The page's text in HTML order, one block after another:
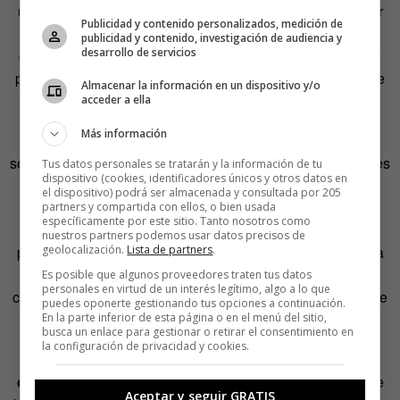
una forma de lucidez que le sitúa por encima de cualquier
dogma o fundamento que merme su perspectiva de las
cosas. (Schopenhauer escribió, con el evidente ánimo de
provocar, que no se puede morir por una ideología, porque
siempre hay una ideología mejor).
Los fanatismos, por su propia esencia, precisan de la
sedimentación que confiere el paso de los años. Por eso les
resulta tan difícil captar a un caprichoso. Porque no
consiguen retenerle lo suficiente como para que su
parsimonioso adoctrinamiento surja el efecto deseado. Y
por eso, también, cualquier poder establecido que persiga
mantener elstatu quoimperante tenderá a denostar el
capricho como algo propio de personas inconsistentes y de
poca monta.
el capricho es, como demostró Goya, una puerta
de escape.Y en su caso, una «obra de arte» de la que se
Publicidad y contenido personalizados, medición de
publicidad y contenido, investigación de audiencia y
desarrollo de servicios
Almacenar la información en un dispositivo y/o
acceder a ella
Más información
Tus datos personales se tratarán y la información de tu
dispositivo (cookies, identificadores únicos y otros datos en
el dispositivo) podrá ser almacenada y consultada por 205
partners y compartida con ellos, o bien usada
específicamente por este sitio. Tanto nosotros como
nuestros partners podemos usar datos precisos de
geolocalización. Lista de partners.
Es posible que algunos proveedores traten tus datos
personales en virtud de un interés legítimo, algo a lo que
puedes oponerte gestionando tus opciones a continuación.
En la parte inferior de esta página o en el menú del sitio,
busca un enlace para gestionar o retirar el consentimiento en
la configuración de privacidad y cookies.
Aceptar y seguir GRATIS